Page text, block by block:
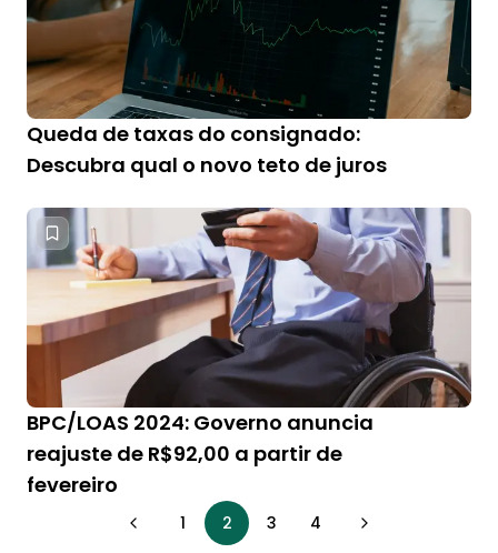
Queda de taxas do consignado:
Descubra qual o novo teto de juros
BPC/LOAS 2024: Governo anuncia
reajuste de R$92,00 a partir de
fevereiro
1 2 3 4